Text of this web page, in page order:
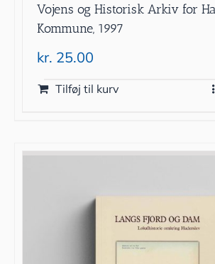
Vojens og Historisk Arkiv for
Kommune, 1997
kr. 25.00
Tilføj til kurv